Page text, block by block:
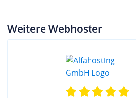
Weitere Webhoster